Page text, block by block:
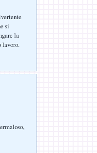
si
la
lavoro.